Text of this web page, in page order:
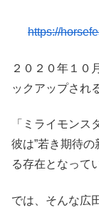
https://
２０２０年１０
ックアップされ
「ミライモンス
彼は”若き期待
る存在となって
では、そんな広